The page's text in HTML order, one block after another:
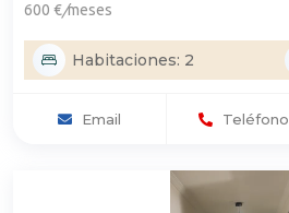
600 €/meses
Habitaciones: 2
Email Teléfono